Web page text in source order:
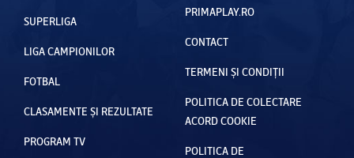
SUPERLIGA
LIGA CAMPIONILOR
FOTBAL
CLASAMENTE ȘI REZULTATE
PROGRAM TV
PRIMAPLAY.RO
CONTACT
TERMENI ȘI CONDIȚII
POLITICA DE COLECTARE
ACORD COOKIE
POLITICA DE